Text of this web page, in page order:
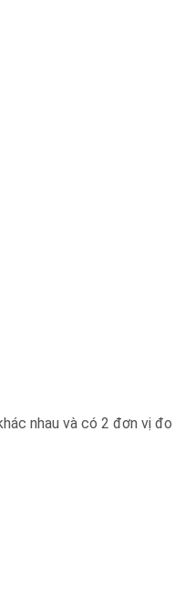
nhau và có 2 đơn vị